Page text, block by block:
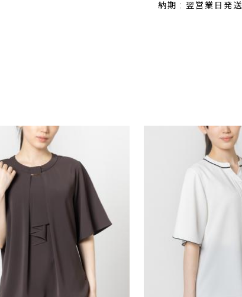
納期 : 翌営業日発送